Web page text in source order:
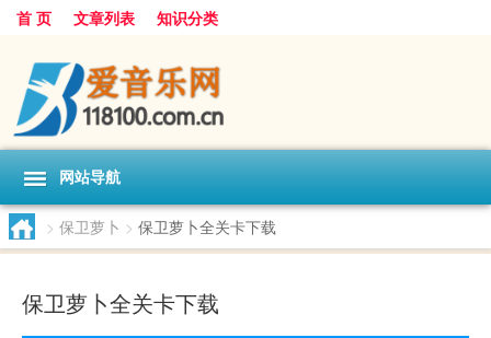
首 页 文章列表 知识分类
网站导航
> 保卫萝卜 > 保卫萝卜全关卡下载
保卫萝卜全关卡下载